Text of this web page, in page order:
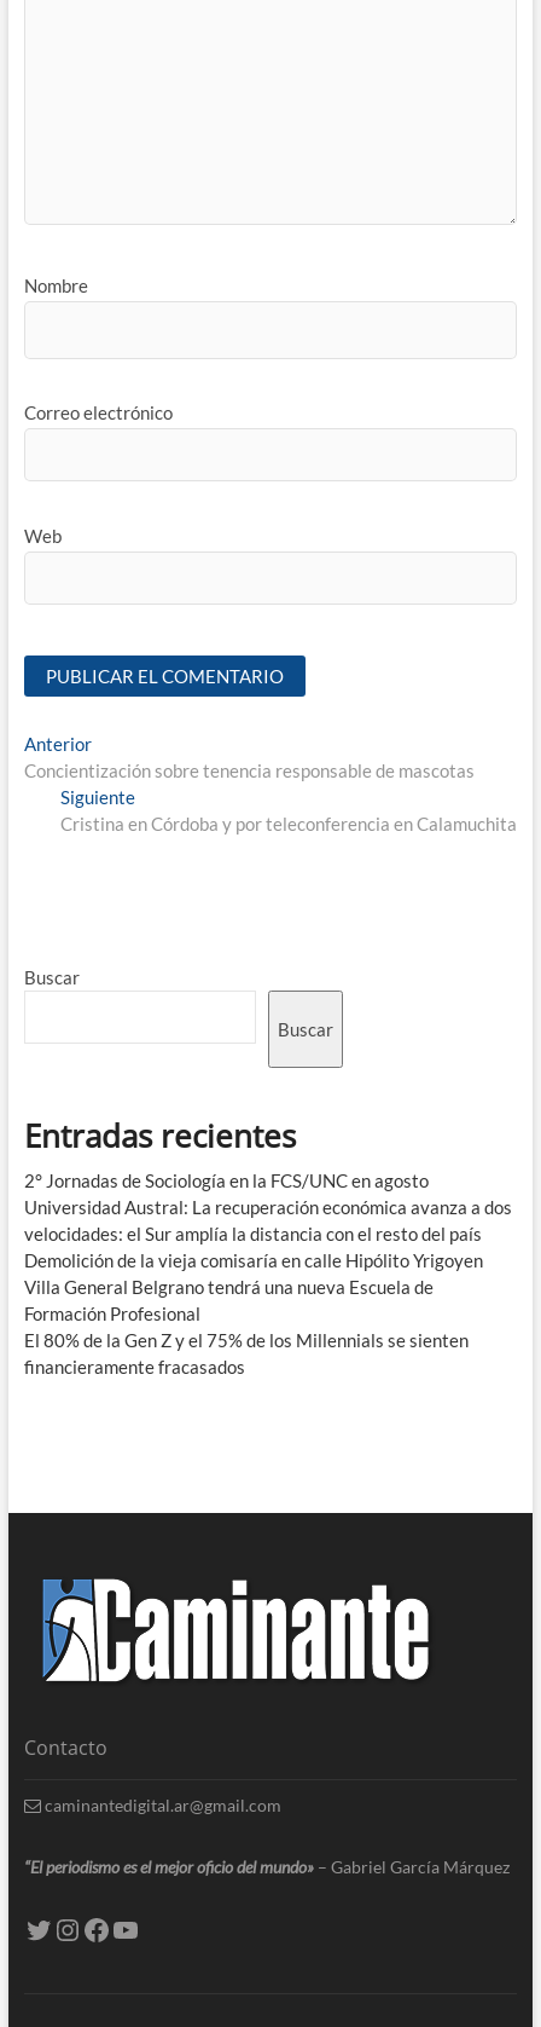
Nombre
Correo electrónico
Web
Anterior
Concientización sobre tenencia responsable de mascotas
Siguiente
Cristina en Córdoba y por teleconferencia en Calamuchita
Buscar
Buscar
Entradas recientes
2° Jornadas de Sociología en la FCS/UNC en agosto
Universidad Austral: La recuperación económica avanza a dos
velocidades: el Sur amplía la distancia con el resto del país
Demolición de la vieja comisaría en calle Hipólito Yrigoyen
Villa General Belgrano tendrá una nueva Escuela de
Formación Profesional
El 80% de la Gen Z y el 75% de los Millennials se sienten
financieramente fracasados
Contacto
caminantedigital.ar@gmail.com
“El periodismo es el mejor oficio del mundo» – Gabriel García Márquez